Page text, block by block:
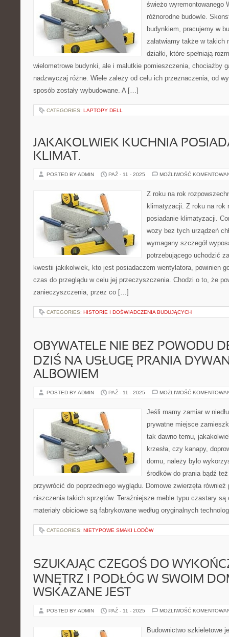
świeżo wyremontowanego
różnorodne budowle.
budynkiem, pracujemy w
załatwiamy także w takich
działki, które spełniają
wielometrowe budynki, ale i malutkie pomieszczenia, chociażby
nadzwyczaj różne. Wiele zależy od celu ich przeznaczenia, od
sposób zostały wybudowane. A […]
CATEGORIES: LAPTOPY DELL
JAKAKOLWIEK KUCHNIA
KLIMAT.
POSTED BY ADMIN PAŹ - 11 - 2025 MOŻLIWOŚĆ
Z roku na rok
klimatyzacji. Z roku na rok
posiadanie klimatyzacji.
wozy bez tych urządzeń
wymagany szczegół
potrzebującego uchodzić
kwestii jakikolwiek, kto jest posiadaczem wentylatora, powinien
czas do przeglądu w celu jej przeczyszczenia. Chodzi o to, że
zanieczyszczenia, przez co […]
CATEGORIES: HISTORIE I DOŚWIADCZENIA BUDUJĄCYCH
OBYWATELE NIE BEZ POWODU
DZIŚ NA USŁUGĘ PRANIA
ALBOWIEM
POSTED BY ADMIN PAŹ - 11 - 2025 MOŻLIWOŚĆ
Jeśli mamy zamiar w
prywatne miejsce
tak dawno temu,
krzesła, czy kanapy,
domu, należy było
środków do prania bądź
przywrócić do poprzedniego wyglądu. Domowe zwierzęta również
niszczenia takich sprzętów. Teraźniejsze meble typu czastary są
materiały obiciowe są fabrykowane według oryginalnych
CATEGORIES: NIETYPOWE SMAKI LODÓW
SZUKAJĄC CZEGOŚ DO
WNĘTRZ I PODŁÓG W SWOIM
WSKAZANE JEST
POSTED BY ADMIN PAŹ - 11 - 2025 MOŻLIWOŚĆ
Budownictwo szkieletowe